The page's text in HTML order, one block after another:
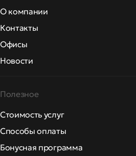
О компании
Контакты
Офисы
Новости
Полезное
Стоимость услуг
Способы оплаты
Бонусная программа